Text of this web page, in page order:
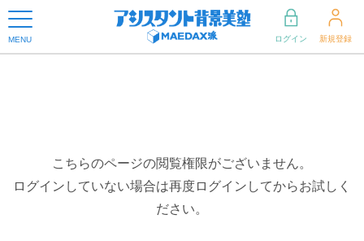
MENU ログイン 新規登録
こちらのページの閲覧権限がございません。
ログインしていない場合は再度ログインしてからお試しく
ださい。